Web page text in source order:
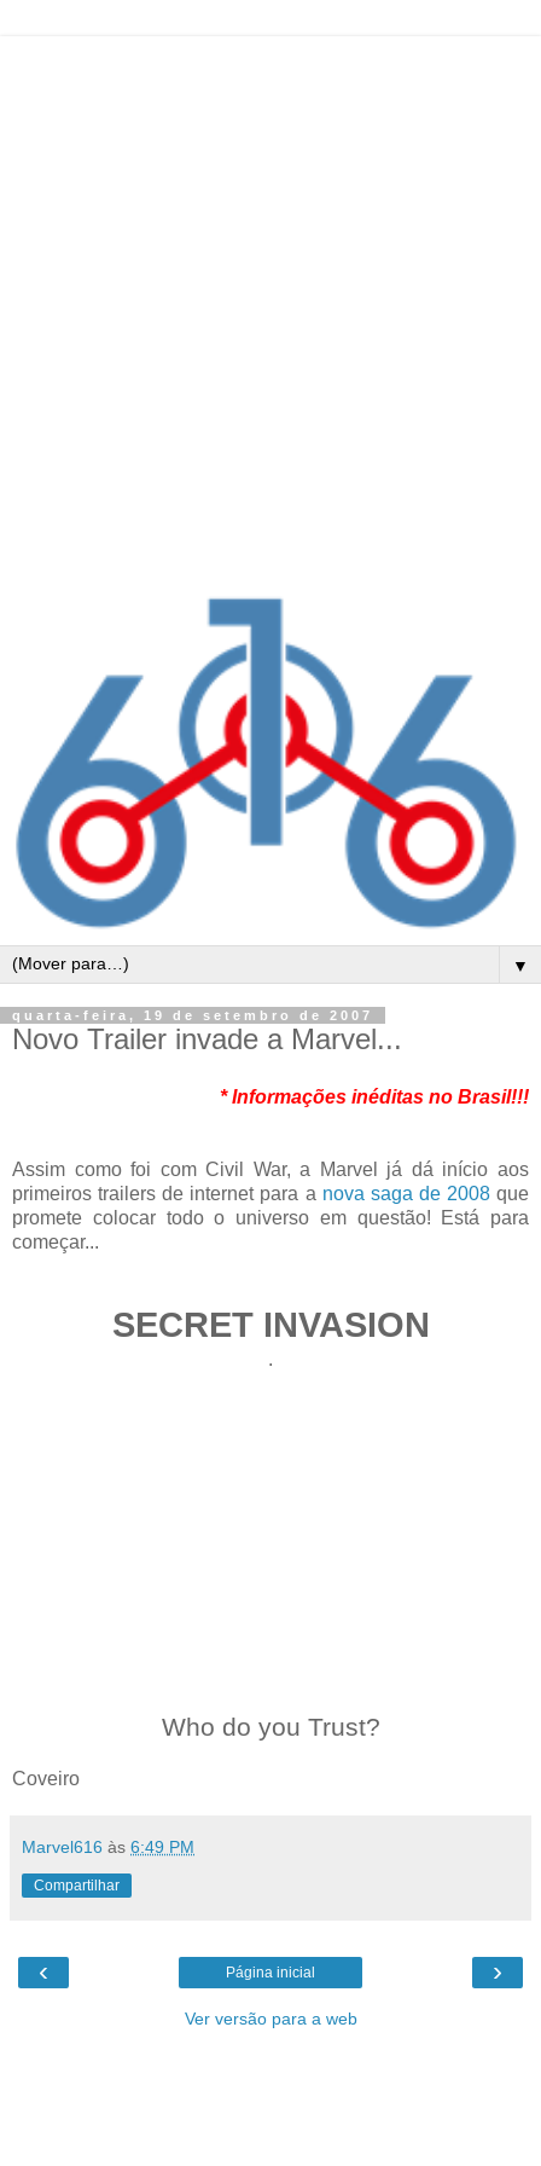
▼
quarta-feira, 19 de setembro de 2007
Novo Trailer invade a Marvel...
* Informações inéditas no Brasil!!!
Assim como foi com Civil War, a Marvel já dá início aos
primeiros trailers de internet para a nova saga de 2008 que
promete colocar todo o universo em questão! Está para
começar...
SECRET INVASION
.
Who do you Trust?
Coveiro
Marvel616 às 6:49 PM
Compartilhar
‹ ›
Página inicial
Ver versão para a web